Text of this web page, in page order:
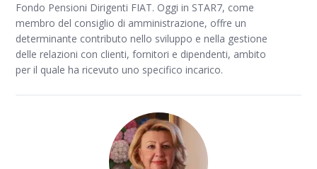
Fondo Pensioni Dirigenti FIAT. Oggi in STAR7, come
membro del consiglio di amministrazione, offre un
determinante contributo nello sviluppo e nella gestione
delle relazioni con clienti, fornitori e dipendenti, ambito
per il quale ha ricevuto uno specifico incarico.